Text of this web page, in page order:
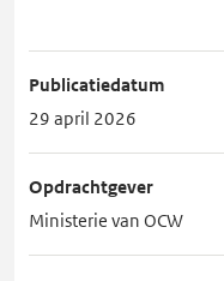
Publicatiedatum
29 april 2026
Opdrachtgever
Ministerie van OCW